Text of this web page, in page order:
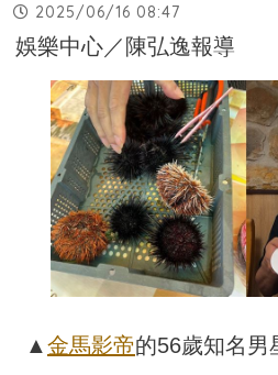
2025/06/16 08:47
娛樂中心／陳弘逸報導
▲ 金馬影帝的56歲知名男